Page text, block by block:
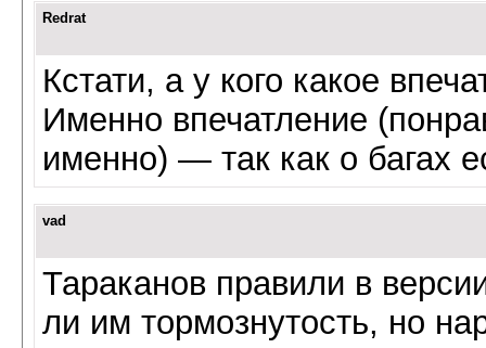
Redrat
Кстати, а у кого какое
Именно впечатление
именно) — так как о багах
vad
Тараканов правили в
ли им тормознутость, но